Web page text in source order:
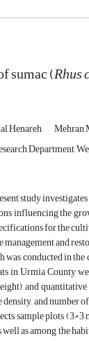
sumac (
Henareh Mehran
Department,
study
influencing the
for the
and
was conducted in
in Urmia County
and
and number
sample plots
as among the